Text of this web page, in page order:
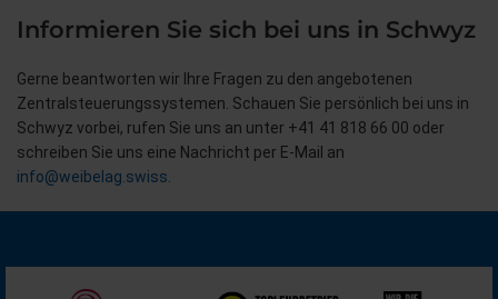
Informieren Sie sich bei uns in Schwyz
Gerne beantworten wir Ihre Fragen zu den angebotenen
Zentralsteuerungssystemen. Schauen Sie persönlich bei uns in
Schwyz vorbei, rufen Sie uns an unter +41 41 818 66 00 oder
schreiben Sie uns eine Nachricht per E-Mail an
info@weibelag.swiss.